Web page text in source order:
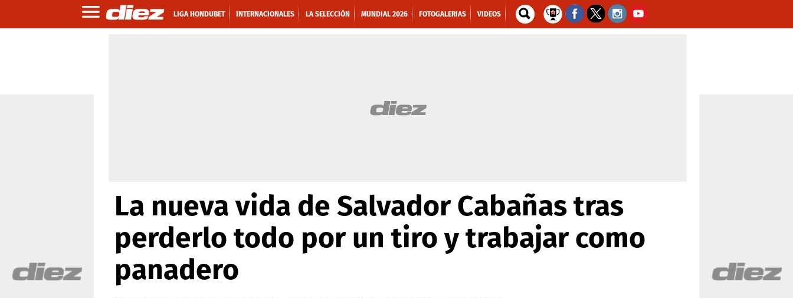
LIGA HONDUBET INTERNACIONALES LA SELECCIÓN MUNDIAL 2026 FOTOGALERIAS VIDEOS
La nueva vida de Salvador Cabañas tras
perderlo todo por un tiro y trabajar como
panadero